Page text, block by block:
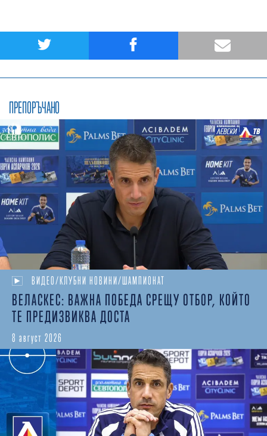
ПРЕПОРЪЧАНО
ВИДЕО/КЛУБНИ НОВИНИ/ШАМПИОНАТ
ВЕЛАСКЕС: ВАЖНА ПОБЕДА СРЕЩУ ОТБОР, КОЙТО
ТЕ ПРЕДИЗВИКВА ДОСТА
8 август 2026